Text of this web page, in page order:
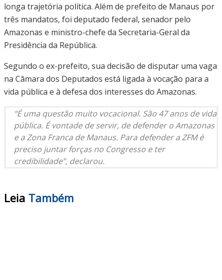
longa trajetória política. Além de prefeito de Manaus por
três mandatos, foi deputado federal, senador pelo
Amazonas e ministro-chefe da Secretaria-Geral da
Presidência da República.
Segundo o ex-prefeito, sua decisão de disputar uma vaga
na Câmara dos Deputados está ligada à vocação para a
vida pública e à defesa dos interesses do Amazonas.
“É uma questão muito vocacional. São 47 anos de vida
pública. É vontade de servir, de defender o Amazonas
e a Zona Franca de Manaus. Para defender a ZFM é
preciso juntar forças no Congresso e ter
credibilidade”, declarou.
Leia Também